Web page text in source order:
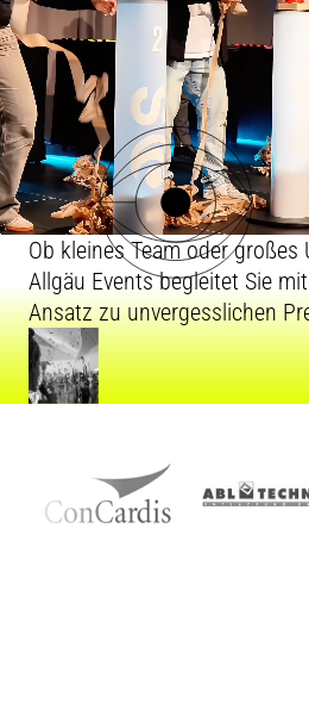
Ob kleines Team oder großes
Allgäu Events begleitet Sie
Ansatz zu unvergesslichen